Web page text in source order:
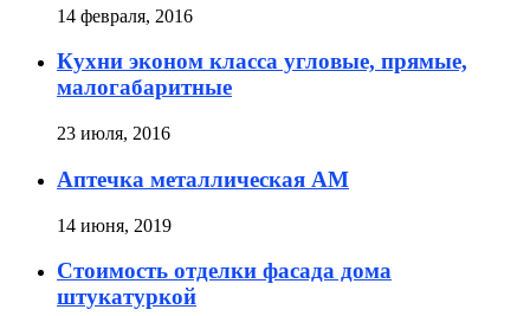
14 февраля, 2016
Кухни эконом класса угловые, прямые,
малогабаритные
23 июля, 2016
Аптечка металлическая АМ
14 июня, 2019
Стоимость отделки фасада дома
штукатуркой